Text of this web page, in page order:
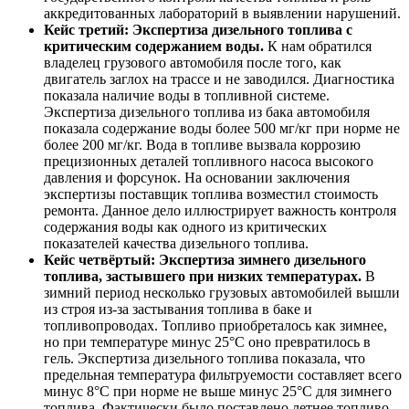
аккредитованных лабораторий в выявлении нарушений.
Кейс третий: Экспертиза дизельного топлива с
критическим содержанием воды. К нам обратился
владелец грузового автомобиля после того, как
двигатель заглох на трассе и не заводился. Диагностика
показала наличие воды в топливной системе.
Экспертиза дизельного топлива из бака автомобиля
показала содержание воды более 500 мг/кг при норме не
более 200 мг/кг. Вода в топливе вызвала коррозию
прецизионных деталей топливного насоса высокого
давления и форсунок. На основании заключения
экспертизы поставщик топлива возместил стоимость
ремонта. Данное дело иллюстрирует важность контроля
содержания воды как одного из критических
показателей качества дизельного топлива.
Кейс четвёртый: Экспертиза зимнего дизельного
топлива, застывшего при низких температурах. В
зимний период несколько грузовых автомобилей вышли
из строя из-за застывания топлива в баке и
топливопроводах. Топливо приобреталось как зимнее,
но при температуре минус 25°С оно превратилось в
гель. Экспертиза дизельного топлива показала, что
предельная температура фильтруемости составляет всего
минус 8°С при норме не выше минус 25°С для зимнего